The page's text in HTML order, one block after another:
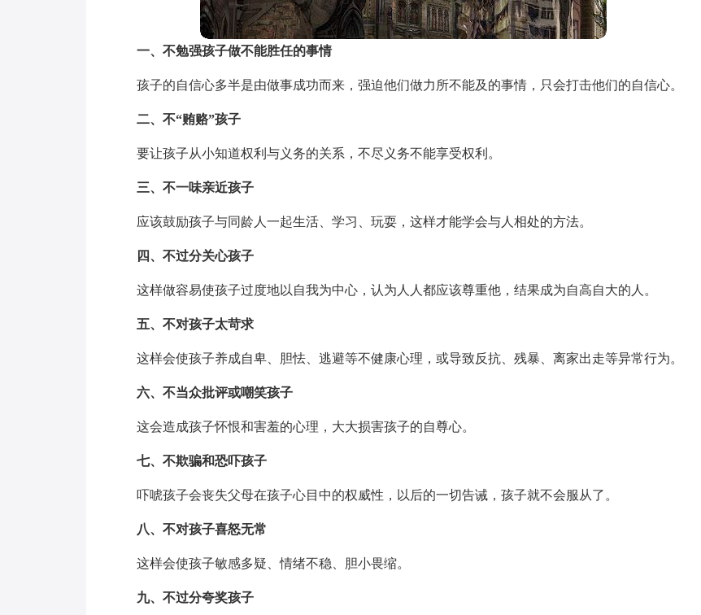
一、不勉强孩子做不能胜任的事情
孩子的自信心多半是由做事成功而来，强迫他们做力所不能及的事情，只会打击他们的自信心。
二、不“贿赂”孩子
要让孩子从小知道权利与义务的关系，不尽义务不能享受权利。
三、不一味亲近孩子
应该鼓励孩子与同龄人一起生活、学习、玩耍，这样才能学会与人相处的方法。
四、不过分关心孩子
这样做容易使孩子过度地以自我为中心，认为人人都应该尊重他，结果成为自高自大的人。
五、不对孩子太苛求
这样会使孩子养成自卑、胆怯、逃避等不健康心理，或导致反抗、残暴、离家出走等异常行为。
六、不当众批评或嘲笑孩子
这会造成孩子怀恨和害羞的心理，大大损害孩子的自尊心。
七、不欺骗和恐吓孩子
吓唬孩子会丧失父母在孩子心目中的权威性，以后的一切告诫，孩子就不会服从了。
八、不对孩子喜怒无常
这样会使孩子敏感多疑、情绪不稳、胆小畏缩。
九、不过分夸奖孩子